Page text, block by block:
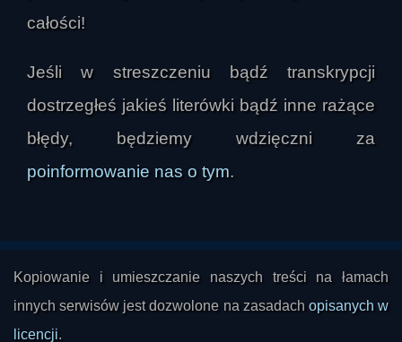
sprawczości, rodzinie i męskiej dojrzałości.
deklaracji do działania, potrzebę zakorzenienia
duchowości w codzienności, znaczenie biologii,
relacji i porządku w życiu oraz na tęsknotę za
chłopca do dorosłości. Widzi w tym zarówno
kierunku i stabilności, a nie manifestem
ideologicznym. W tym kontekście mówi o
potrzebie wspólnoty i sensu jako o czymś
całości!
Jeśli w streszczeniu bądź transkrypcji
dostrzegłeś jakieś literówki bądź inne rażące
błędy, będziemy wdzięczni za
poinformowanie nas o tym.
Kopiowanie i umieszczanie naszych treści na łamach
innych serwisów jest dozwolone na zasadach opisanych w
licencji.